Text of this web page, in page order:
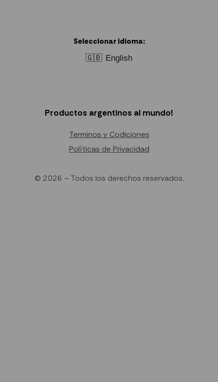
Seleccionar idioma:
🇬🇧 English
Productos argentinos al mundo!
Terminos y Codiciones
Políticas de Privacidad
© 2026 – Todos los derechos reservados.